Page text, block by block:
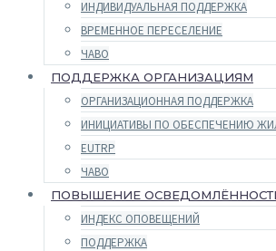
ИНДИВИДУАЛЬНАЯ ПОДДЕРЖКА
ВРЕМЕННОЕ ПЕРЕСЕЛЕНИЕ
ЧАВО
ПОДДЕРЖКА ОРГАНИЗАЦИЯМ
ОРГАНИЗАЦИОННАЯ ПОДДЕРЖКА
ИНИЦИАТИВЫ ПО ОБЕСПЕЧЕНИЮ
EUTRP
ЧАВО
ПОВЫШЕНИЕ
ИНДЕКС ОПОВЕЩЕНИЙ
ПОДДЕРЖКА